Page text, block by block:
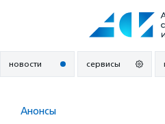
новости сервисы
Анонсы